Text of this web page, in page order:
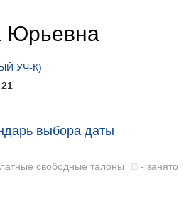
Юрьевна
УЧ-К)
21
выбора даты
свободные талоны - занято